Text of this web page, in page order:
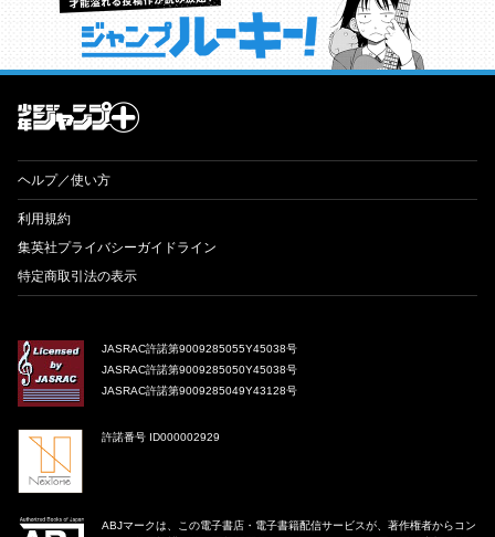
才能溢れる投稿作が読み放題！ ジャンプルーキー！
ヘルプ／使い方
利用規約
集英社プライバシーガイドライン
特定商取引法の表示
JASRAC許諾第9009285055Y45038号
JASRAC許諾第9009285050Y45038号
JASRAC許諾第9009285049Y43128号
許諾番号 ID000002929
ABJマークは、この電子書店・電子書籍配信サービスが、著作権者からコン